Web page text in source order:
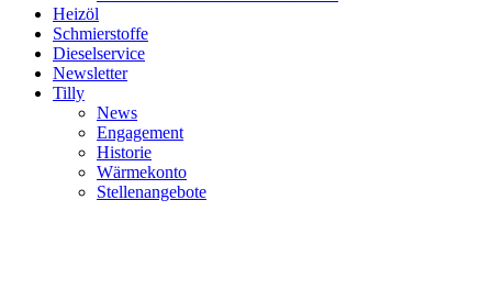
Heizöl
Schmierstoffe
Dieselservice
Newsletter
Tilly
News
Engagement
Historie
Wärmekonto
Stellenangebote